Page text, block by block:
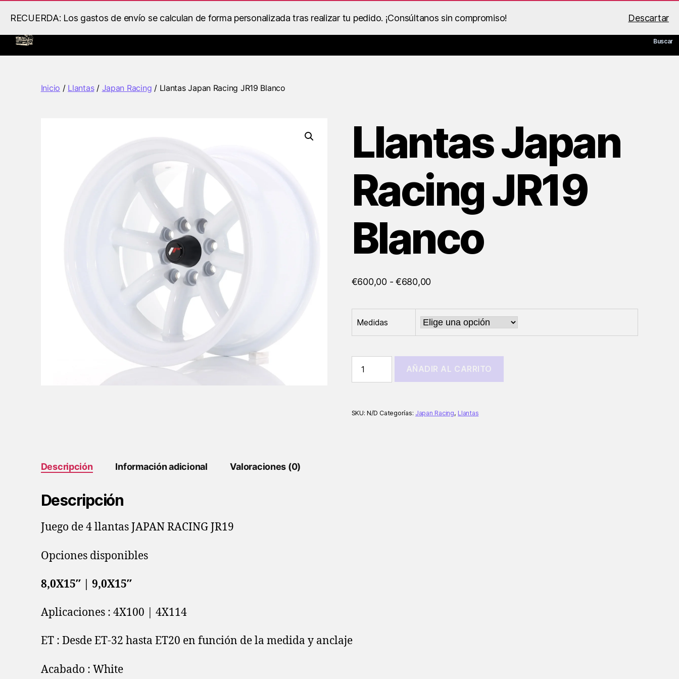
RECUERDA: Los gastos de envío se calculan de forma personalizada tras realizar tu pedido. ¡Consúltanos sin compromiso! Descartar
Buscar
Inicio / Llantas/ Japan Racing / Llantas Japan Racing JR19 Blanco
Llantas Japan
Racing JR19
Blanco
€600,00 - €680,00Rango
precios:
desde
€600,00
Medidas
Japan
Racing
cantidad
AÑADIR AL CARRITO
SKU:N/D Categorías: Japan Racing, Llantas
Descripción Información adicional Valoraciones (0)
Descripción
Juego de 4 llantas JAPAN RACING JR19
Opciones disponibles
8,0X15″ 9,0X15″
Aplicaciones : 4X100 | 4X114
ET : Desde ET-32 hasta ET20 en función de la medida y anclaje
Acabado : White